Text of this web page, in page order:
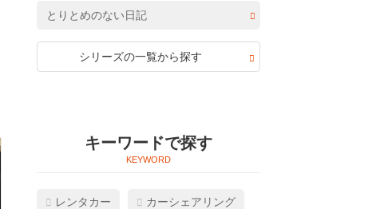
とりとめのない日記
シリーズの一覧から探す
キーワードで探す
レンタカー カーシェアリング